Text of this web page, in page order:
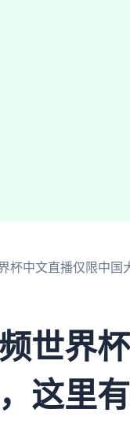
杯中文直播仅限中国
世界
这里